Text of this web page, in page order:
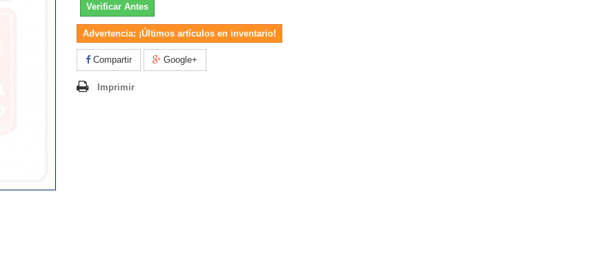
Verificar Antes
Advertencia: ¡Últimos artículos en inventario!
Compartir Google+
Imprimir